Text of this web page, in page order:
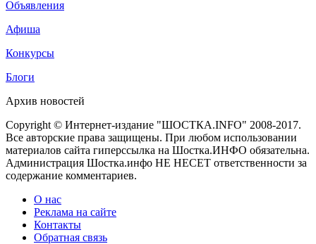
Объявления
Афиша
Конкурсы
Блоги
Архив новостей
Copyright © Интернет-издание "ШОСТКА.INFO" 2008-2017.
Все авторские права защищены. При любом использовании
материалов сайта гиперссылка на Шостка.ИНФО обязательна.
Администрация Шостка.инфо НЕ НЕСЕТ ответственности за
содержание комментариев.
О нас
Реклама на сайте
Контакты
Обратная связь